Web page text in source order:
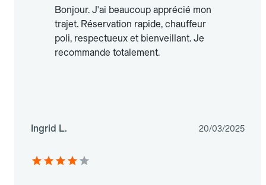
Bonjour. J'ai beaucoup apprécié mon
trajet. Réservation rapide, chauffeur
poli, respectueux et bienveillant. Je
recommande totalement.
Ingrid L. 20/03/2025